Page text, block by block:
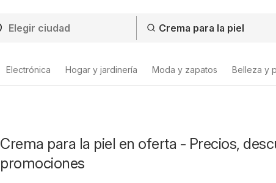
Electrónica Hogar y jardinería Moda y zapatos Belleza y
Crema para la piel en oferta - Precios,
promociones